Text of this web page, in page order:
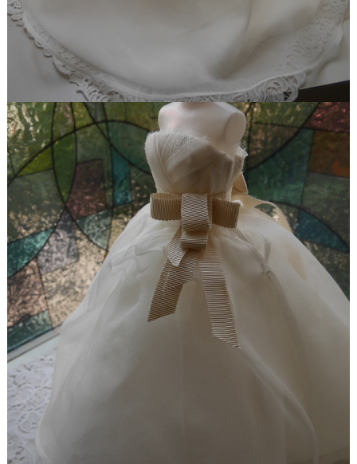
【ドレスリメイク】ベスト付きのタキシード風ベビ
ードレス
【ドレスリメイク】総レーススカートのオーバード
レス
【ドレスリメイク】オーガンジーレースの華やかベ
ビードレス
【ドレスリメイク】ふくさとベビーヘッドリボン
【ドレスリメイク】レース使いのベビードレス＆ス
タイ
【ドレスリメイク】総レースのお宮参りケープ
【ドレスリメイク】ベビーベスト＆オーバースカー
ト
【ドレスリメイク】アシメトリーなレース使いのミ
ニチュアドレス